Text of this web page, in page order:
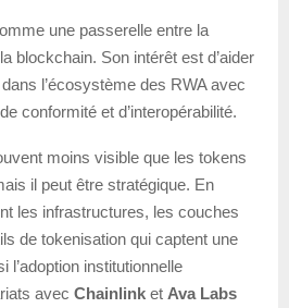
une passerelle entre la
blockchain. Son intérêt est d’aider
l’écosystème des RWA avec
conformité et d’interopérabilité.
moins visible que les tokens
il peut être stratégique. En
les infrastructures, les couches
de tokenisation qui captent une
l’adoption institutionnelle
avec Chainlink et Ava Labs